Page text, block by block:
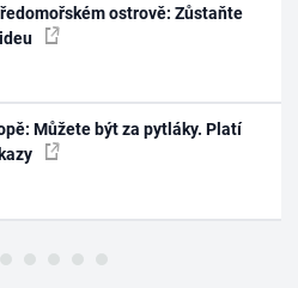
ostrově: Zůstaňte
Můžete být za pytláky. Platí